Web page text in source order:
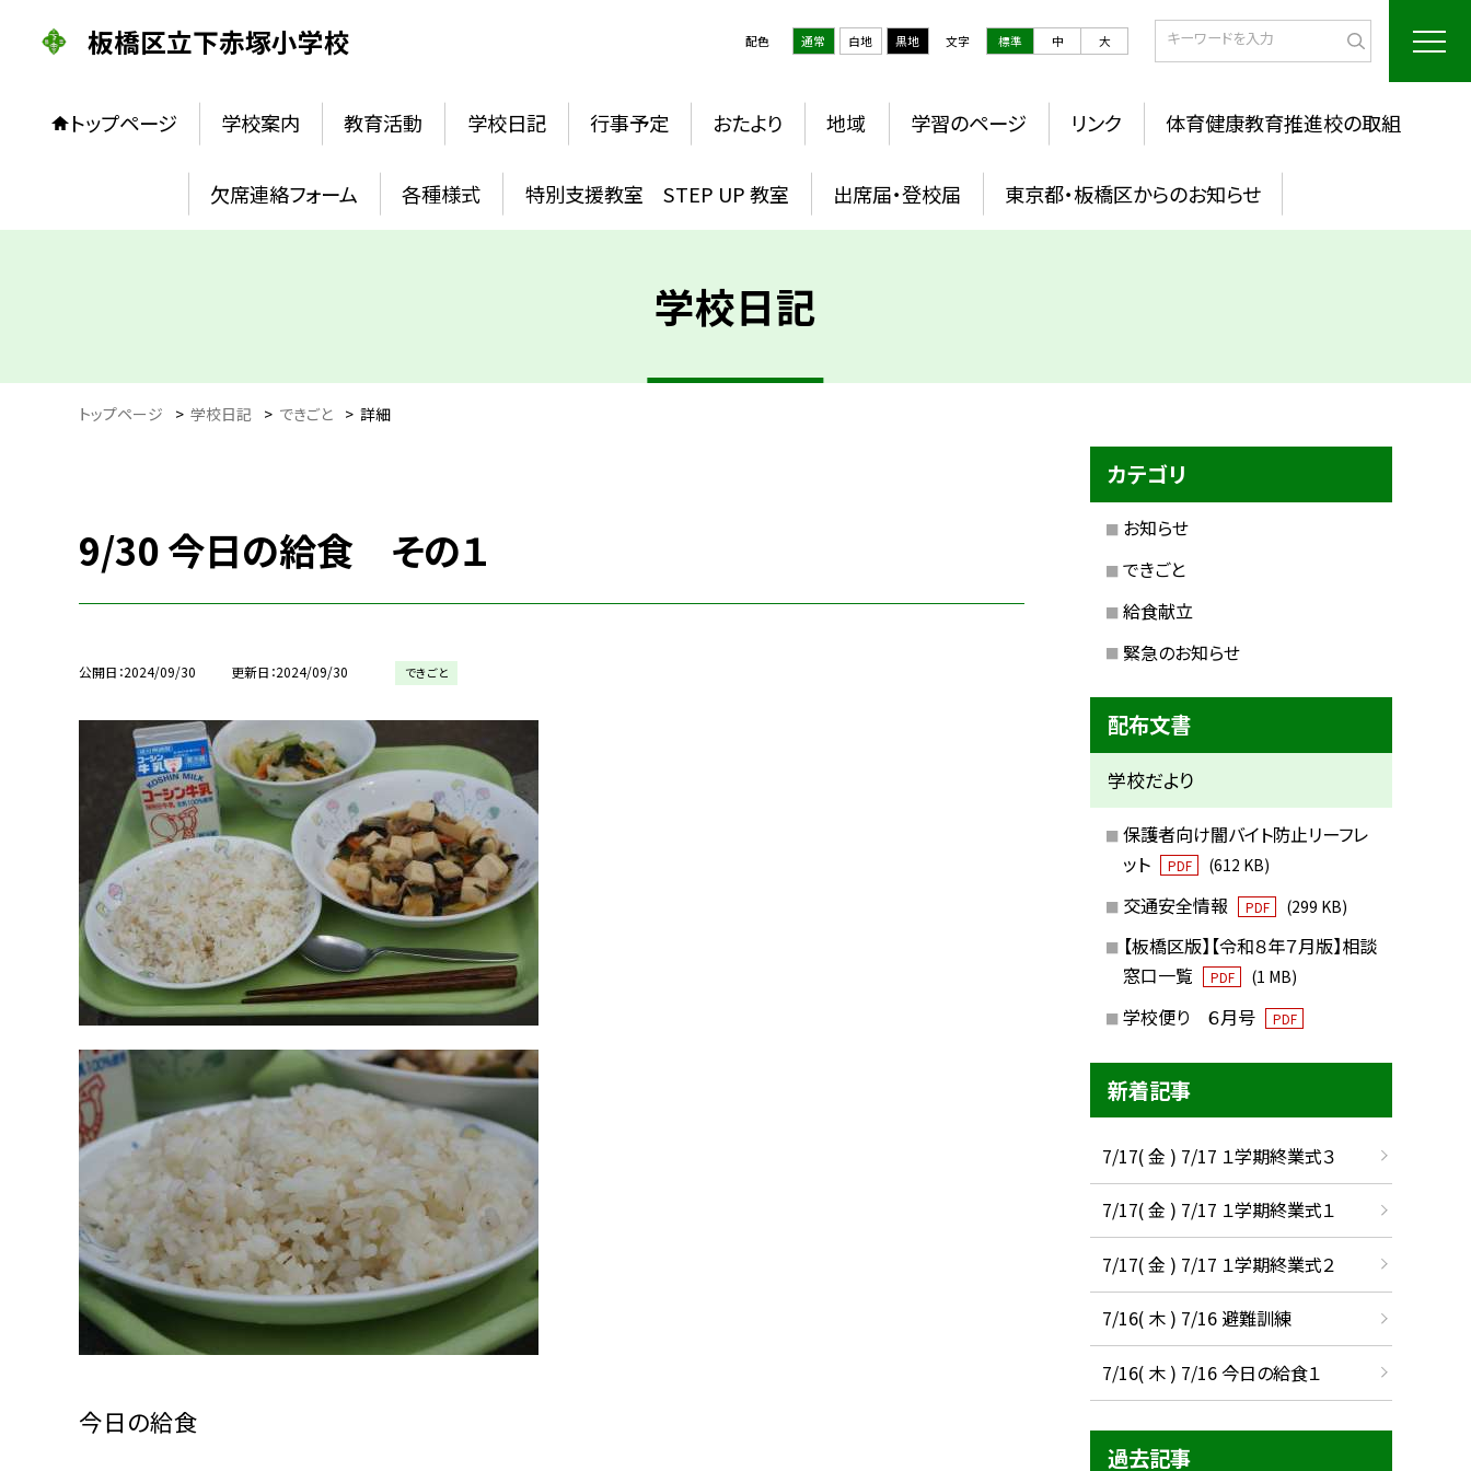
板橋区立下赤塚小学校 配色 通常 白地 黒地 文字 標準 中 大
トップページ 学校案内 教育活動 学校日記 行事予定 おたより 地域 学習のページ リンク 体育健康教育推進校の取組
欠席連絡フォーム 各種様式 特別支援教室 STEP UP 教室 出席届・登校届 東京都・板橋区からのお知らせ
学校日記
トップページ > 学校日記 > できごと > 詳細
9/30 今日の給食 その１
公開日 2024/09/30 更新日 2024/09/30 できごと
今日の給食
カテゴリ
お知らせ
できごと
給食献立
緊急のお知らせ
配布文書
学校だより
保護者向け闇バイト防止リーフレ
ット
PDF (612 KB)
交通安全情報 PDF (299 KB)
【板橋区版】【令和８年７月版】相談
窓口一覧
PDF (1 MB)
学校便り ６月号 PDF
新着記事
7/17( 金 ) 7/17 １学期終業式３
7/17( 金 ) 7/17 １学期終業式１
7/17( 金 ) 7/17 １学期終業式２
7/16( 木 ) 7/16 避難訓練
7/16( 木 ) 7/16 今日の給食１
過去記事